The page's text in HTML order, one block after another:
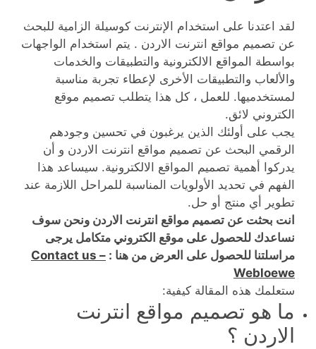
لقد اعتدنا على استخدام الإنترنت كوسيلة الزامية للبحث
عن تصميم مواقع انترنت الاردن . يتم استخدام الواجهات
بواسطة المواقع الالكترونية والتطبيقات والخدمات
والألعاب والتطبيقات الأخرى لإعطاء تجربة مناسبة
لمستخدميها. للعمل ، كل هذا يتطلب تصميم موقع
الكتروني لائق.
يجب على أولئك الذين يرغبون في تحسين وجودهم
الرقمي البحث عن تصميم مواقع انترنت الاردن و أن
يدركوا أهمية تصميم المواقع الالكترونية. سيساعد هذا
الفهم في تحديد الأولويات المناسبة للمراحل اللازمة عند
تطوير أي منتج أو حل.
انت بحثت عن تصميم مواقع انترنت الاردن ونحن سوف
نساعدك للحصول على موقع الكتروني متكامل يرجى
مراسلتنا للحصول على العرض من هنا : Contact us –
Webloewe
ستعلمك هذه المقالة كيفية:
ما هو تصميم مواقع انترنت
الاردن ؟